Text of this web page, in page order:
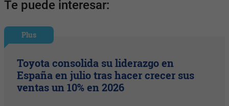
Te puede interesar:
Plus
Toyota consolida su liderazgo en
España en julio tras hacer crecer sus
ventas un 10% en 2026